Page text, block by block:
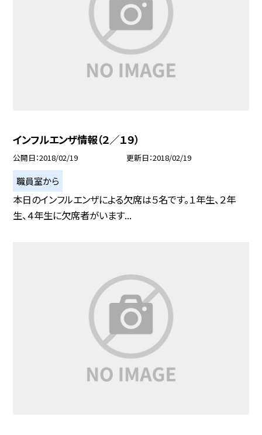
インフルエンザ情報（２／１９）
公開日 2018/02/19 更新日 2018/02/19
職員室から
本日のインフルエンザによる欠席は５名です。１年生、２年
生、４年生に欠席者がいます...